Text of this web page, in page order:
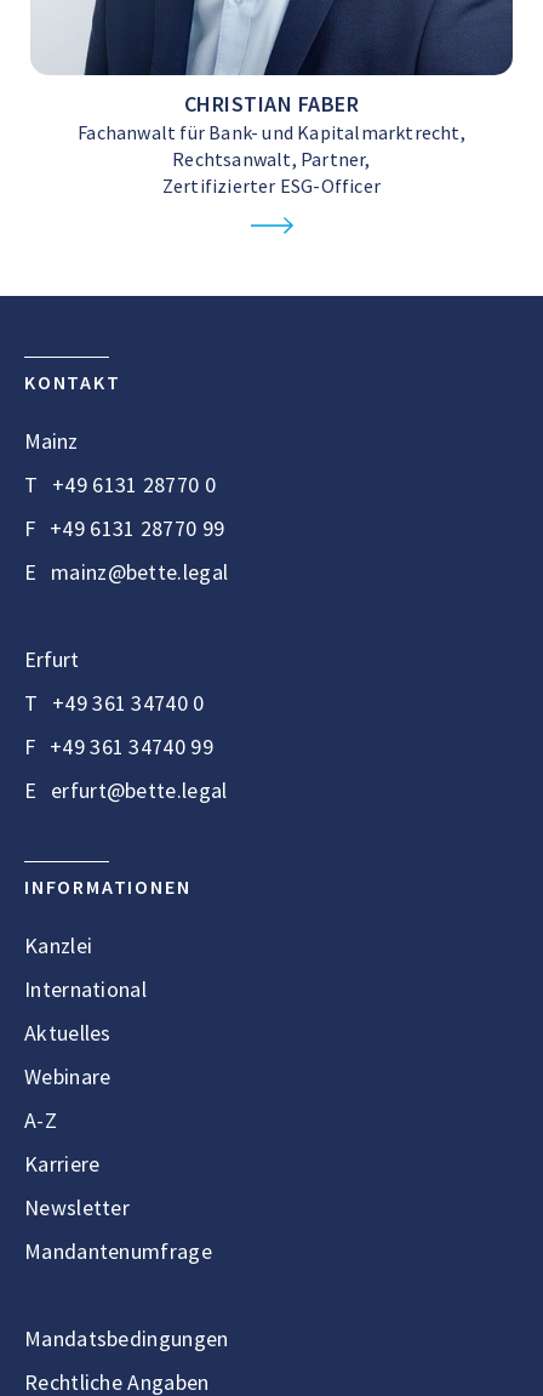
CHRISTIAN FABER
Fachanwalt für Bank- und Kapitalmarktrecht,
Rechtsanwalt, Partner,
Zertifizierter ESG-Officer
KONTAKT
Mainz
T +49 6131 28770 0
F +49 6131 28770 99
E mainz@bette.legal
Erfurt
T +49 361 34740 0
F +49 361 34740 99
E erfurt@bette.legal
INFORMATIONEN
Kanzlei
International
Aktuelles
Webinare
A-Z
Karriere
Newsletter
Mandantenumfrage
Mandatsbedingungen
Rechtliche Angaben